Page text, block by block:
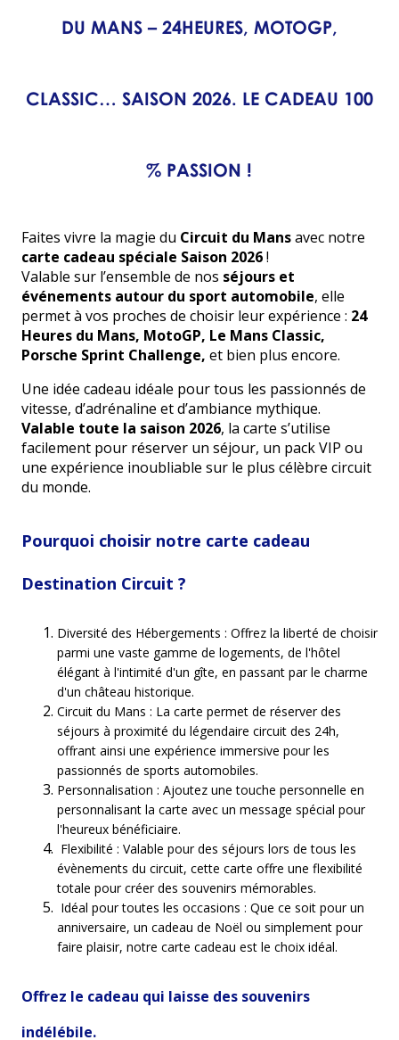
DU MANS – 24HEURES, MOTOGP,
CLASSIC… SAISON 2026. LE CADEAU 100
% PASSION !
Faites vivre la magie du Circuit du Mansavec notre
carte cadeau spéciale Saison 2026!
Valable sur l’ensemble de nos séjours et
événements autour du sport automobile, elle
permet à vos proches de choisir leur expérience : 24
Heures du Mans, MotoGP, Le Mans Classic,
Porsche Sprint Challenge, et bien plus encore.
Une idée cadeau idéale pour tous les passionnés de
vitesse, d’adrénaline et d’ambiance mythique.
Valable toute la saison 2026, la carte s’utilise
facilement pour réserver un séjour, un pack VIP ou
une expérience inoubliable sur le plus célèbre circuit
du monde.
Pourquoi choisir notre carte cadeau
Destination Circuit ?
Diversité des Hébergements : Offrez la liberté de choisir
parmi une vaste gamme de logements, de l'hôtel
élégant à l'intimité d'un gîte, en passant par le charme
d'un château historique.
Circuit du Mans : La carte permet de réserver des
séjours à proximité du légendaire circuit des 24h,
offrant ainsi une expérience immersive pour les
passionnés de sports automobiles.
Personnalisation : Ajoutez une touche personnelle en
personnalisant la carte avec un message spécial pour
l'heureux bénéficiaire.
Flexibilité : Valable pour des séjours lors de tous les
évènements du circuit, cette carte offre une flexibilité
totale pour créer des souvenirs mémorables.
Idéal pour toutes les occasions : Que ce soit pour un
anniversaire, un cadeau de Noël ou simplement pour
faire plaisir, notre carte cadeau est le choix idéal.
Offrez le cadeau qui laisse des souvenirs
indélébile.